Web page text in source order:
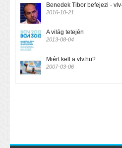
Benedek Tibor befejezi -
2016-10-21
A világ tetején
2013-08-04
Miért kell a vlv.hu?
2007-03-06